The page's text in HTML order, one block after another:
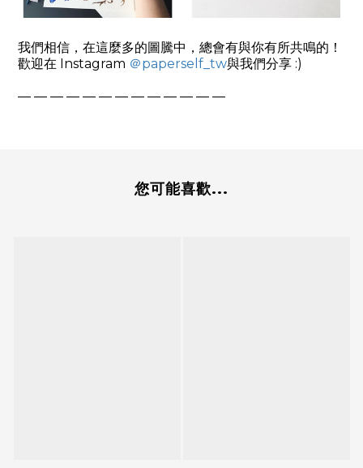
我們相信，在這麼多的圖騰中，總會有與你有所共鳴的！
歡迎在 Instagram ＠paperself_tw與我們分享 :)
— — — — — — — — — — — — —
您可能喜歡...